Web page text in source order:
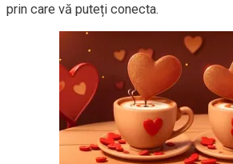
prin care vă puteți conecta.